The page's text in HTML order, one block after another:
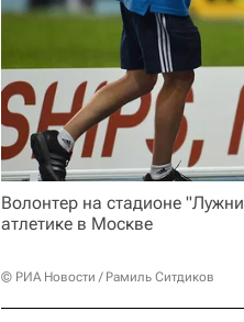
Волонтер на стадионе
атлетике в Москве
© РИА Новости / Рамиль Ситдиков